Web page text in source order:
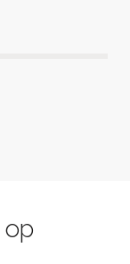
op